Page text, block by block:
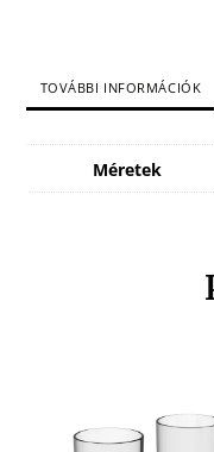
TOVÁBBI INFORMÁCIÓK
Méretek